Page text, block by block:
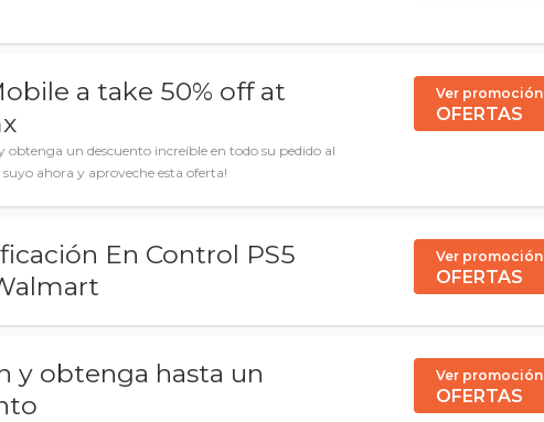
a take 50% off at
un descuento increíble en todo su pedido al
ahora y aproveche esta oferta!
Ver promoción
OFERTAS
En Control PS5
Ver promoción
OFERTAS
y obtenga hasta un
Ver promoción
OFERTAS